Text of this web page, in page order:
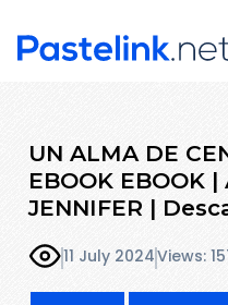
UN ALMA DE
EBOOK EBOOK
JENNIFER |
11 July 2024Views: